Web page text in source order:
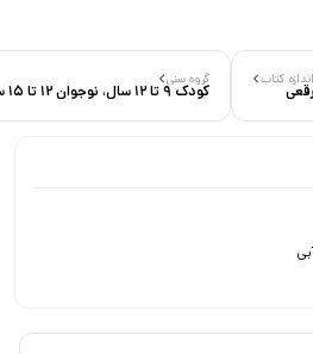
اندازه کتاب
رقعی
گروه سنی
کودک 9 تا 12 سال، نوجوان 12 تا 15 سال